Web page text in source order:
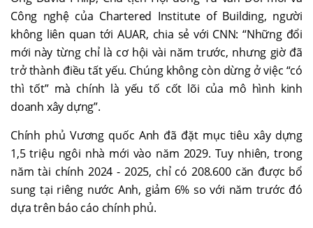
Công nghệ của Chartered Institute of Building, người
không liên quan tới AUAR, chia sẻ với CNN: “Những đổi
mới này từng chỉ là cơ hội vài năm trước, nhưng giờ đã
trở thành điều tất yếu. Chúng không còn dừng ở việc “có
thì tốt” mà chính là yếu tố cốt lõi của mô hình kinh
doanh xây dựng”.
Chính phủ Vương quốc Anh đã đặt mục tiêu xây dựng
1,5 triệu ngôi nhà mới vào năm 2029. Tuy nhiên, trong
năm tài chính 2024 - 2025, chỉ có 208.600 căn được bổ
sung tại riêng nước Anh, giảm 6% so với năm trước đó
dựa trên báo cáo chính phủ.